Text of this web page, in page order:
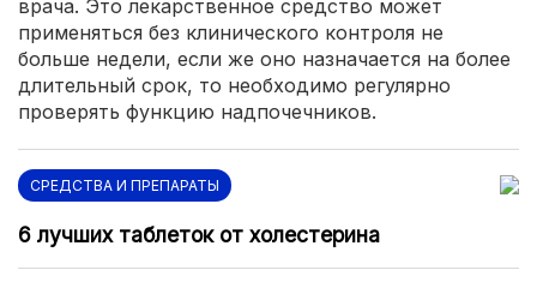
врача. Это лекарственное средство может
применяться без клинического контроля не
больше недели, если же оно назначается на более
длительный срок, то необходимо регулярно
проверять функцию надпочечников.
СРЕДСТВА И ПРЕПАРАТЫ
6 лучших таблеток от холестерина